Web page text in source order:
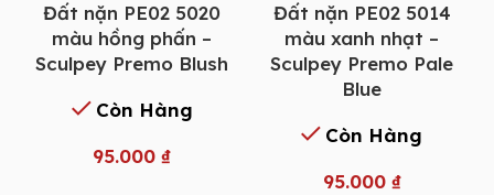
Đất nặn PE02 5020
màu hồng phấn –
Sculpey Premo Blush
Còn Hàng
95.000 ₫
Đất nặn PE02 5014
màu xanh nhạt –
Sculpey Premo Pale
Blue
Còn Hàng
95.000 ₫